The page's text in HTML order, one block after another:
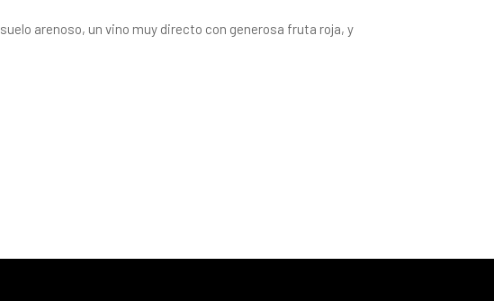
arenoso, un vino muy directo con generosa fruta roja, y